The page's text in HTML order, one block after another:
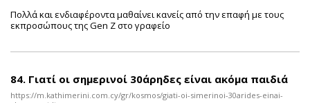
Πολλά και ενδιαφέροντα μαθαίνει κανείς από την επαφή με τους
εκπροσώπους της Gen Z στο γραφείο
84. Γιατί οι σημερινοί 30άρηδες είναι ακόμα παιδιά
https://m.kathimerini.com.cy/gr/kosmos/giati-oi-simerinoi-30arides-einai-